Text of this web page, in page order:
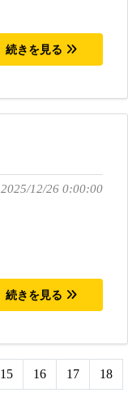
続きを見る
2025/12/26 0:00:00
続きを見る
15 16 17 18